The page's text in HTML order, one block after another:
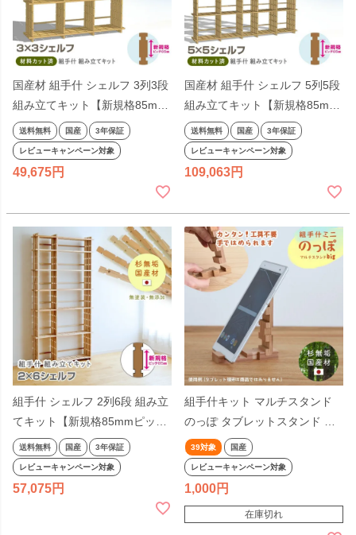
国産材 組手什 シェルフ 3列3段
組み立てキット【新規格85mm
ピッチ】幅130cm DIY 無垢材
杉 本棚 シェルフ ラック 収納
棚 天然木 子供 組み立て 工作
送料無料 国産 3年保証
レビューキャンペーン対象
49,675
国産材 組手什 シェルフ 5列5段
組み立てキット【新規格85mm
ピッチ】幅200cm DIY 無垢材
杉 本棚 シェルフ ラック 収納
棚 天然木 組み立て 工作 夏休み
送料無料 国産 3年保証
レビューキャンペーン対象
109,063
組手什 シェルフ 2列6段 組み立
てキット【新規格85mmピッ
チ】幅100cm DIY 無垢材 杉 本
棚 ブックシェルフ ラック 収納
棚 天然木 子供 組み立て 工作
夏休み 日本製 親子で くでじゅ
送料無料 国産 3年保証
レビューキャンペーン対象
57,075
組手什キット マルチスタンド
のっぽ タブレットスタンド ス
マホスタンド DIY 無垢材 杉 国
産材 天然木 組み立て 工作 日本
製 子供 親子で カードスタンド
日本製 2312SS10【39】
39対象 国産
レビューキャンペーン対象
1,000
在庫切れ